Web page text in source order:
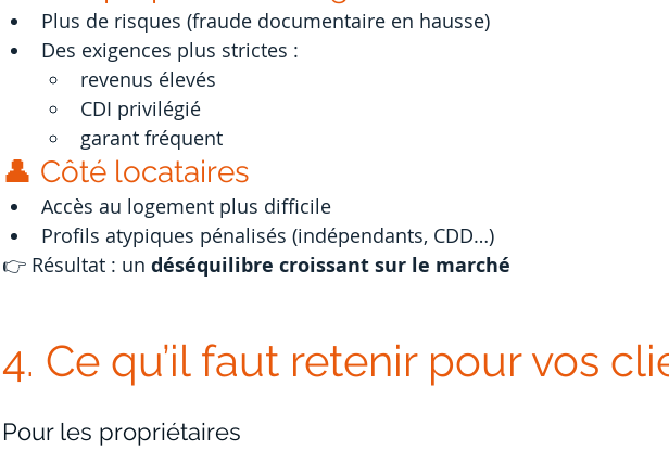
Plus de risques (fraude documentaire en hausse)
Des exigences plus strictes :
revenus élevés
CDI privilégié
garant fréquent
👤 Côté locataires
Accès au logement plus difficile
Profils atypiques pénalisés (indépendants, CDD…)
👉 Résultat : un déséquilibre croissant sur le marché
4. Ce qu’il faut retenir pour vos
Pour les propriétaires